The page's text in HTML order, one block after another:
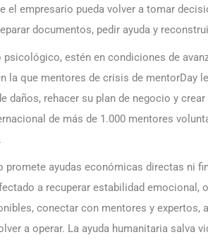
el empresario pueda volver a tomar
documentos, pedir ayuda y
estén en condiciones de
la que mentores de crisis de mentorDay
daños, rehacer su plan de negocio y
de más de 1.000 mentores
promete ayudas económicas directas ni
a recuperar estabilidad emocional,
conectar con mentores y expertos,
a operar. La ayuda humanitaria salva